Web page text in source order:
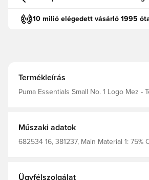
10 milió elégedett vásárló 1995
Termékleírás
Puma Essentials Small No. 1 Logo Mez -
Műszaki adatok
682534 16, 381237, Main Material 1: 75%
280.00 G/M² - Piece Dyed - Chemical-
Ügyfélszolgálat